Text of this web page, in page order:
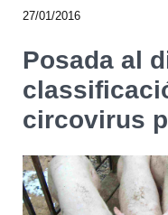
Agenda
English
27/01/2016
Posada al
circovirus